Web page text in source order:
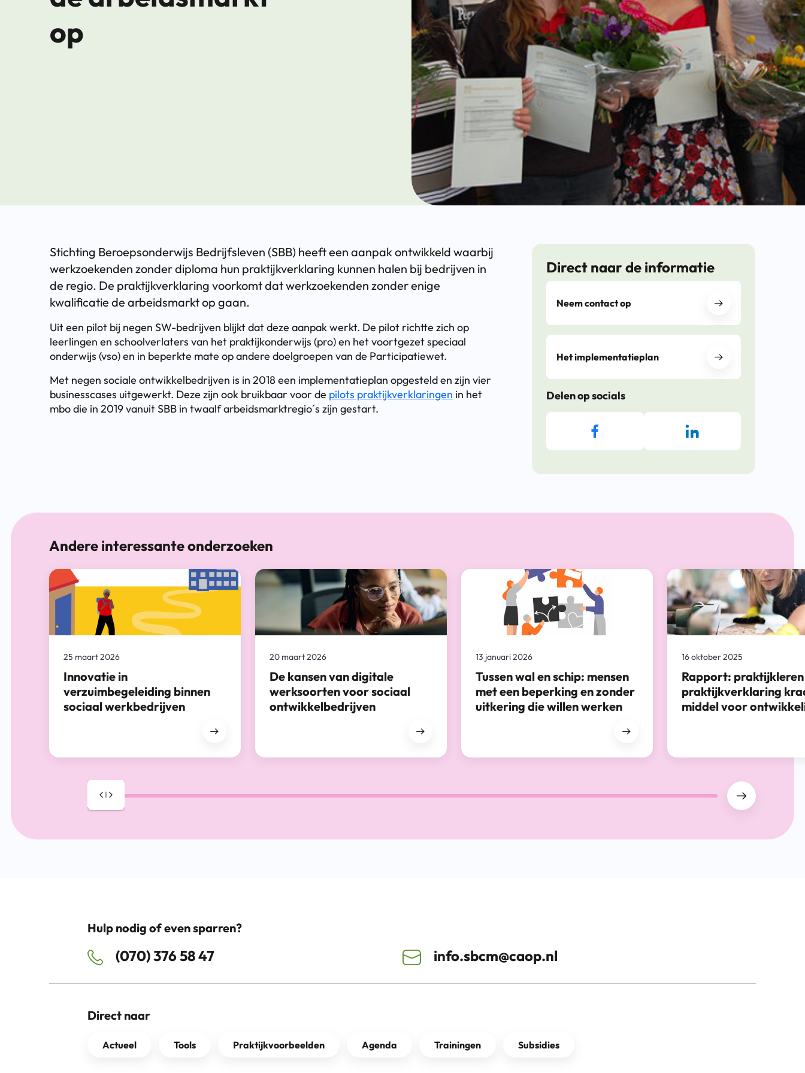
op
Stichting Beroepsonderwijs Bedrijfsleven (SBB) heeft een aanpak ontwikkeld waarbij
werkzoekenden zonder diploma hun praktijkverklaring kunnen halen bij bedrijven in
de regio. De praktijkverklaring voorkomt dat werkzoekenden zonder enige
kwalificatie de arbeidsmarkt op gaan.
Uit een pilot bij negen SW-bedrijven blijkt dat deze aanpak werkt. De pilot richtte zich op
leerlingen en schoolverlaters van het praktijkonderwijs (pro) en het voortgezet speciaal
onderwijs (vso) en in beperkte mate op andere doelgroepen van de Participatiewet.
Met negen sociale ontwikkelbedrijven is in 2018 een implementatieplan opgesteld en zijn vier
businesscases uitgewerkt. Deze zijn ook bruikbaar voor de pilots praktijkverklaringen in het
mbo die in 2019 vanuit SBB in twaalf arbeidsmarktregio´s zijn gestart.
Direct naar de informatie
Neem contact op
Het implementatieplan
Delen op socials
Andere interessante onderzoeken
Innovatie in
verzuimbegeleiding binnen
sociaal werkbedrijven
25 maart 2026
De kansen van digitale
werksoorten voor sociaal
ontwikkelbedrijven
20 maart 2026
Tussen wal en schip: mensen
met een beperking en zonder
uitkering die willen werken
13 januari 2026
Rapport:
praktijkverklaring
middel voor
16 oktober 2025
Drag
Hulp nodig of even sparren?
(070) 376 58 47 info.sbcm@caop.nl
Direct naar
Actueel Tools Praktijkvoorbeelden Agenda Trainingen Subsidies